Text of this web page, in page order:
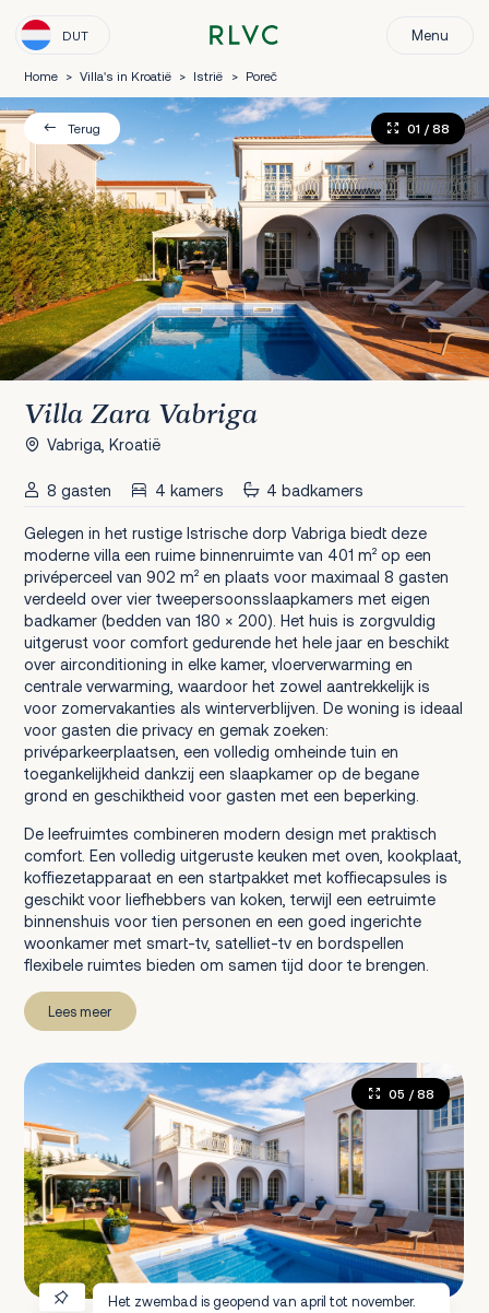
DUT Menu
Home > Villa's in Kroatië > Istrië > Poreč
Terug 01 / 88
Villa Zara Vabriga
Vabriga, Kroatië
8 gasten 4 kamers 4 badkamers
Gelegen in het rustige Istrische dorp Vabriga biedt deze
moderne villa een ruime binnenruimte van 401 m² op een
privéperceel van 902 m² en plaats voor maximaal 8 gasten
verdeeld over vier tweepersoonsslaapkamers met eigen
badkamer (bedden van 180 × 200). Het huis is zorgvuldig
uitgerust voor comfort gedurende het hele jaar en beschikt
over airconditioning in elke kamer, vloerverwarming en
centrale verwarming, waardoor het zowel aantrekkelijk is
voor zomervakanties als winterverblijven. De woning is ideaal
voor gasten die privacy en gemak zoeken:
privéparkeerplaatsen, een volledig omheinde tuin en
toegankelijkheid dankzij een slaapkamer op de begane
grond en geschiktheid voor gasten met een beperking.
De leefruimtes combineren modern design met praktisch
comfort. Een volledig uitgeruste keuken met oven, kookplaat,
koffiezetapparaat en een startpakket met koffiecapsules is
geschikt voor liefhebbers van koken, terwijl een eetruimte
binnenshuis voor tien personen en een goed ingerichte
woonkamer met smart-tv, satelliet-tv en bordspellen
flexibele ruimtes bieden om samen tijd door te brengen.
Lees meer
Het zwembad is geopend van april tot november.
05 / 88